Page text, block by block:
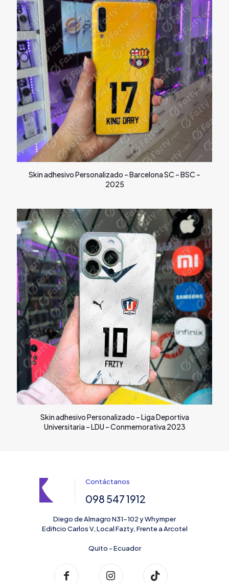
Skin adhesivo Personalizado – Barcelona SC – BSC –
2025
Skin adhesivo Personalizado – Liga Deportiva
Universitaria – LDU – Conmemorativa 2023
Contáctanos
098 547 1912
Diego de Almagro N31-102 y Whymper
Edificio Carlos V, Local Fazty, Frente a Arcotel
Quito - Ecuador